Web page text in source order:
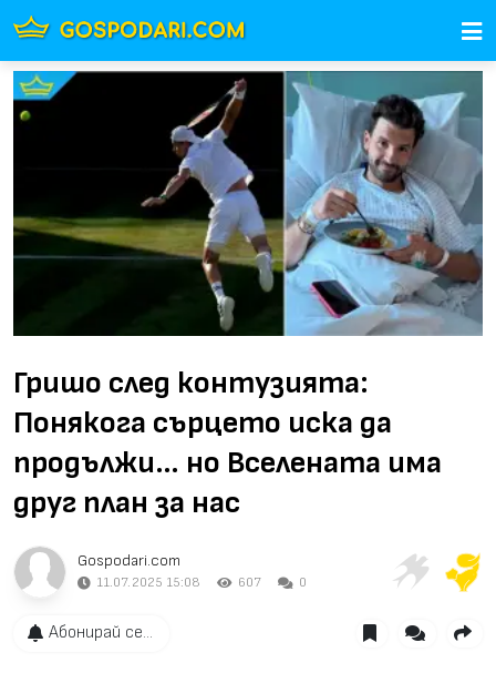
Гришо след контузията:
Понякога сърцето иска да
продължи… но Вселената има
друг план за нас
Gospodari.com
11.07.2025 15:08 607 0
Абонирай се...